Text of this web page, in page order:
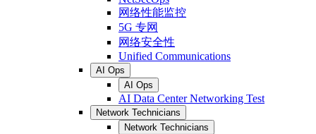
网络性能监控
5G 专网
网络安全性
Unified Communications
AI Ops
AI Ops
AI Data Center Networking Test
Network Technicians
Network Technicians